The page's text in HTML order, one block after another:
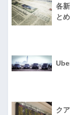
各
と
ク